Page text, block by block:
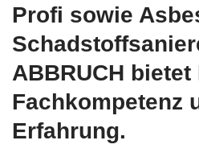
Profi sowie
ABBRUCH bietet
Fachkompetenz
Erfahrung.